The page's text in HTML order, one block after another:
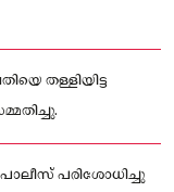
തള്ളിയിട്ട
പരിശോധിച്ചു